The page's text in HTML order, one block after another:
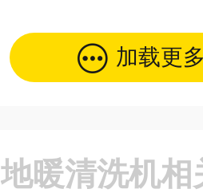
加载更
地暖清洗机相